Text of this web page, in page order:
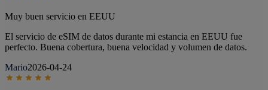
Muy buen servicio en EEUU
El servicio de eSIM de datos durante mi estancia en EEUU fue
perfecto. Buena cobertura, buena velocidad y volumen de datos.
Mario2026-04-24